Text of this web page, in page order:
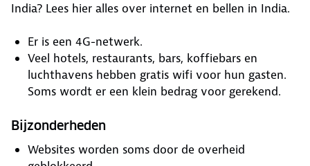
India? Lees hier alles over internet en bellen in India.
Er is een 4G-netwerk.
Veel hotels, restaurants, bars, koffiebars en
luchthavens hebben gratis wifi voor hun gasten.
Soms wordt er een klein bedrag voor gerekend.
Bijzonderheden
Websites worden soms door de overheid